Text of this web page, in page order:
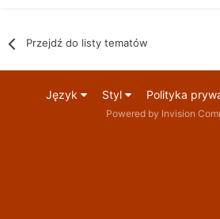
Przejdź do listy tematów
Język Styl Polityka
Powered by Invision